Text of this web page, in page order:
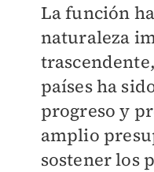
La función
naturaleza
países ha
progreso y
amplio
sostener los